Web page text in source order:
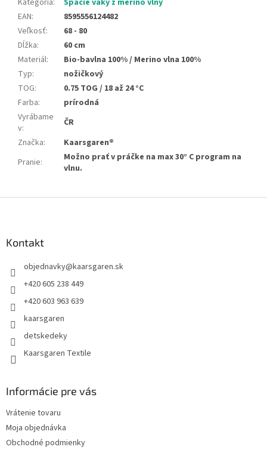
EAN:
8595556124482
Veľkosť:
68 - 80
Dĺžka:
60 cm
Materiál:
Bio-bavlna 100% / Merino vlna 100%
Typ:
nožičkový
TOG:
0.75 TOG / 18 až 24 °C
Farba:
prírodná
Vyrábame
v:
ČR
Značka:
Kaarsgaren®
Pranie:
Možno prať v práčke na max 30° C program na
vlnu.
Kontakt
objednavky@kaarsgaren.sk
+420 605 238 449
+420 603 963 639
kaarsgaren
detskedeky
Kaarsgaren Textile
Informácie pre vás
Vrátenie tovaru
Moja objednávka
Obchodné podmienky